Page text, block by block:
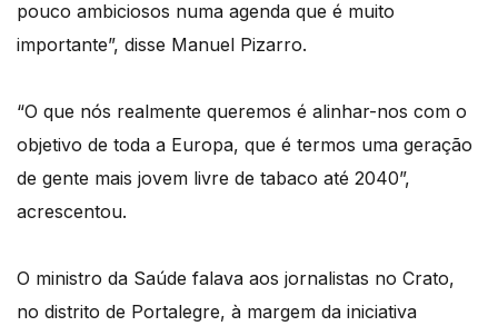
pouco ambiciosos numa agenda que é muito
importante”, disse Manuel Pizarro.
“O que nós realmente queremos é alinhar-nos com o
objetivo de toda a Europa, que é termos uma geração
de gente mais jovem livre de tabaco até 2040”,
acrescentou.
O ministro da Saúde falava aos jornalistas no Crato,
no distrito de Portalegre, à margem da iniciativa